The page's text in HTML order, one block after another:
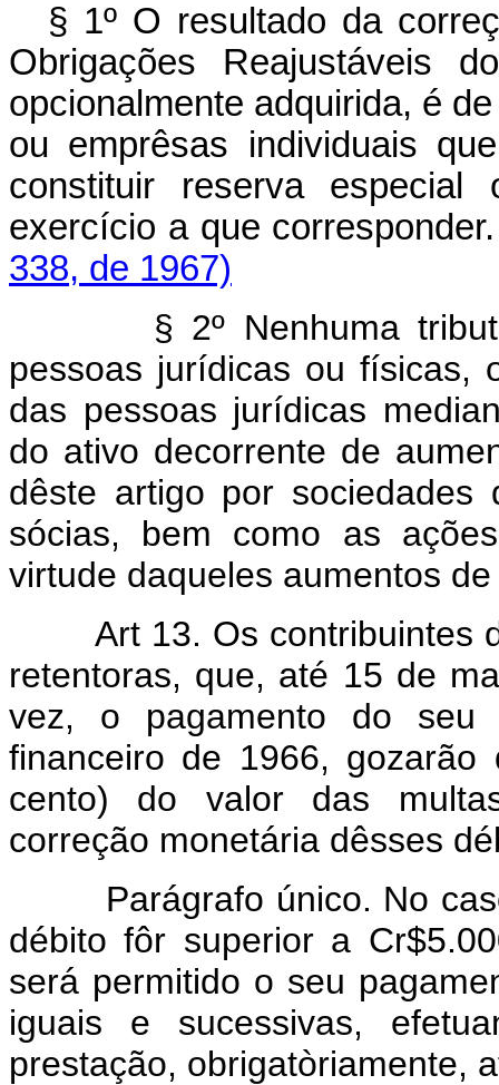
§ 1º O resultado da
Obrigações Reajustáveis
opcionalmente adquirida, é
ou emprêsas individuais
constituir reserva
exercício a que
338, de 1967)
§ 2º Nenhuma
pessoas jurídicas ou físicas,
das pessoas jurídicas
do ativo decorrente de
dêste artigo por
sócias, bem como as
virtude daqueles aumentos
Art 13. Os contribuintes
retentoras, que, até 15 de
vez, o pagamento do seu
financeiro de 1966,
cento) do valor das
correção monetária dêsses
Parágrafo único. No caso
débito fôr superior a
será permitido o seu
iguais e sucessivas,
prestação, obrigatòriamente,